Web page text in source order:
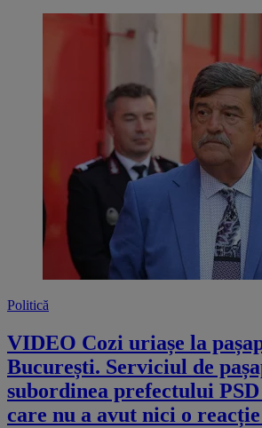
Politică
VIDEO Cozi uriașe la
București. Serviciul de
subordinea prefectului
care nu a avut nici o